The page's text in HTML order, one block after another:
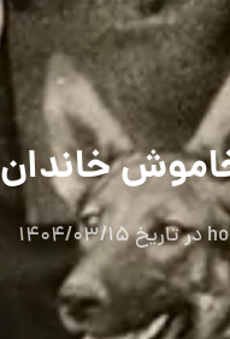
خاندان
در تاریخ1404/03/15